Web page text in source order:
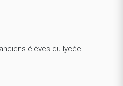
élèves du lycée